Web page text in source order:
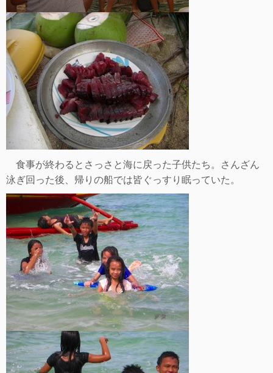
食事が終わるとさっさと海に戻った子供たち。さんざん
泳ぎ回った後、帰りの船では皆ぐっすり眠っていた。